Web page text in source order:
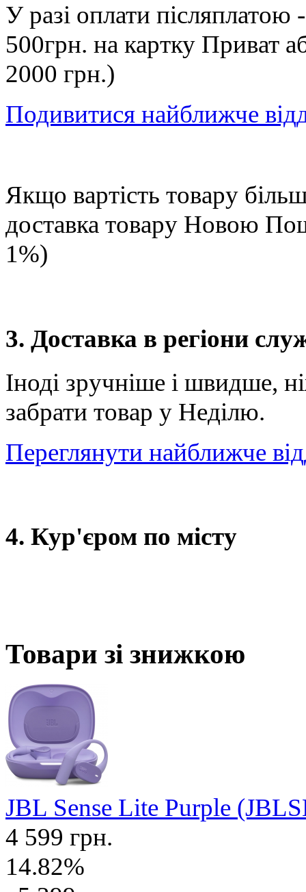
У разі оплати післяплатою
500грн. на картку Приват
2000 грн.)
Подивитися найближче
Якщо вартість товару
доставка товару Новою
1%)
3. Доставка в регіони
Іноді зручніше і швидше,
забрати товар у Неділю.
Переглянути найближче
4. Кур'єром по місту
Товари зі знижкою
JBL Sense Lite Purple
4 599 грн.
14.82%